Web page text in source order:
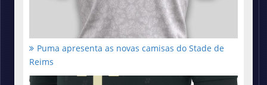
Puma apresenta as novas camisas do Stade de
Reims